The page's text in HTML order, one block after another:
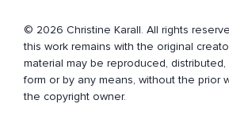
Dass etwas in deinem Körper passiert.
Vielleicht kannst du leichter atmen,
Vielleicht entspannst du dich,
© 2026 Christine Karall. All rights
this work remains with the original
material may be reproduced,
form or by any means, without the prior
the copyright owner.